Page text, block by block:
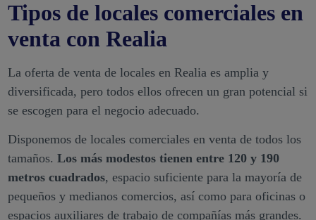
Tipos de locales comerciales en
venta con Realia
La oferta de venta de locales en Realia es amplia y
diversificada, pero todos ellos ofrecen un gran potencial si
se escogen para el negocio adecuado.
Disponemos de locales comerciales en venta de todos los
tamaños. Los más modestos tienen entre 120 y 190
metros cuadrados, espacio suficiente para la mayoría de
pequeños y medianos comercios, así como para oficinas o
espacios auxiliares de trabajo de compañías más grandes.